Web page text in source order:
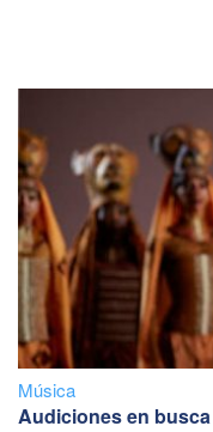
Música
Audiciones en